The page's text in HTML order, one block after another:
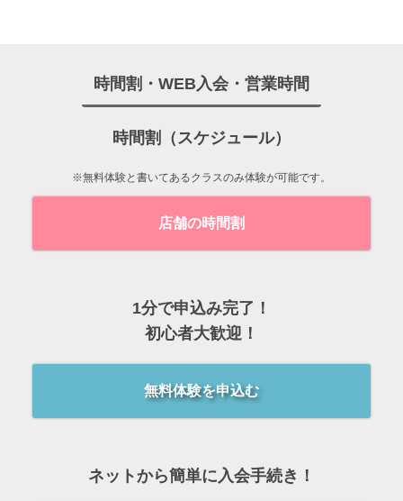
時間割・WEB入会・営業時間
時間割（スケジュール）
※無料体験と書いてあるクラスのみ体験が可能です。
店舗の時間割
1分で申込み完了！
初心者大歓迎！
無料体験を申込む
ネットから簡単に入会手続き！